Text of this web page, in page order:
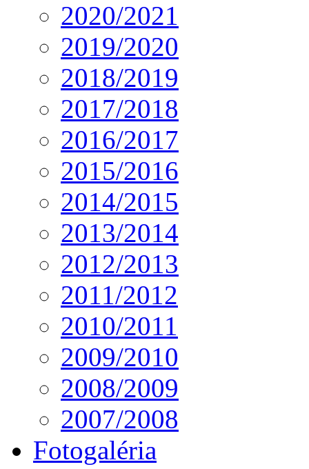
2020/2021
2019/2020
2018/2019
2017/2018
2016/2017
2015/2016
2014/2015
2013/2014
2012/2013
2011/2012
2010/2011
2009/2010
2008/2009
2007/2008
Fotogaléria